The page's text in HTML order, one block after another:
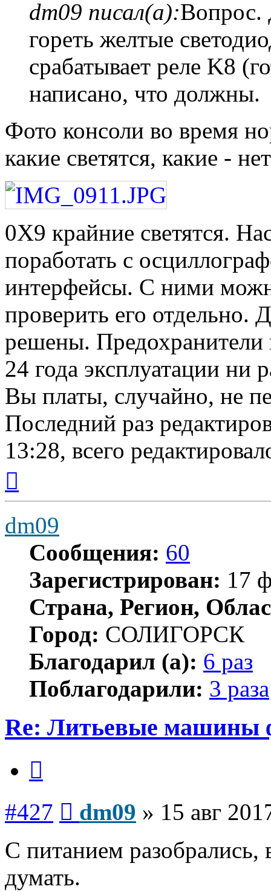
dm09 писал(а):Вопрос.
гореть желтые
срабатывает реле K8
написано, что должны.
Фото консоли во время
какие светятся, какие -
0X9 крайние светятся.
поработать с
интерфейсы. С ними
проверить его отдельно.
решены. Предохранители
24 года эксплуатации ни
Вы платы, случайно, не
Последний раз
13:28, всего
началу
dm09
Сообщения: 60
Зарегистрирован: 17
Страна, Регион,
Город: СОЛИГОРСК
Благодарил (а): 6 раз
Поблагодарили: 3 раза
Re: Литьевые машины
#427 dm09 » 15 авг
С питанием
думать.